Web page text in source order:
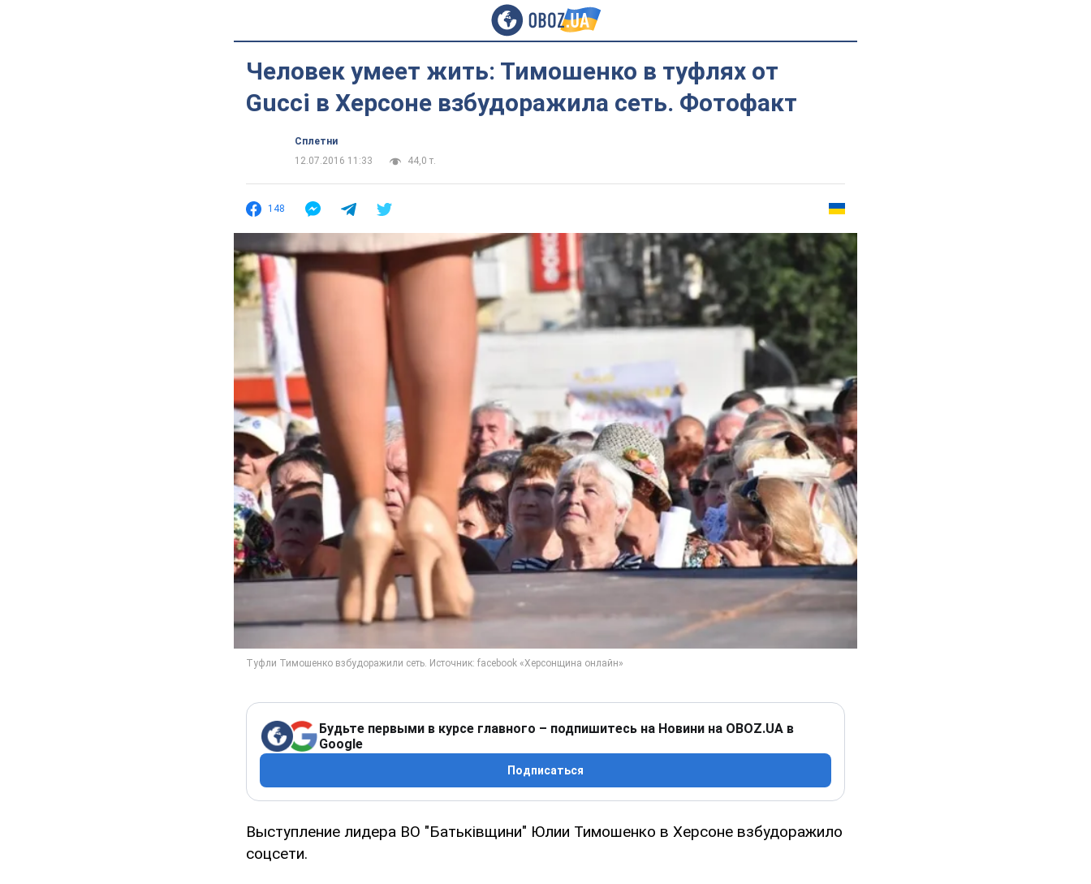
Человек умеет жить: Тимошенко в туфлях от
Gucci в Херсоне взбудоражила сеть. Фотофакт
Сплетни
12.07.2016 11:33
44,0 т.
148
Будьте первыми в курсе главного – подпишитесь на Новини на OBOZ.UA в
Google
Подписаться
Выступление лидера ВО "Батьківщини" Юлии Тимошенко в Херсоне взбудоражило
соцсети.